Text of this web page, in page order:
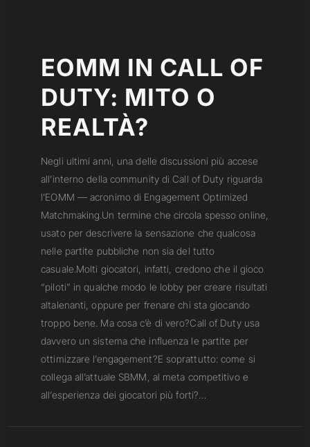
EOMM IN CALL OF
DUTY: MITO O
REALTÀ?
Negli ultimi anni, una delle discussioni più accese
all’interno della community di Call of Duty riguarda
l’EOMM — acronimo di Engagement Optimized
Matchmaking.Un termine che circola spesso online,
usato per descrivere la sensazione che qualcosa
nelle partite pubbliche non sia del tutto
casuale.Molti giocatori, infatti, credono che il gioco
“piloti” in qualche modo le lobby per creare risultati
altalenanti, oppure per frenare chi sta giocando
troppo bene. Ma cosa c’è di vero?Call of Duty usa
davvero un sistema che influenza le partite per
ottimizzare l’engagement?E soprattutto: come si
collega all’attuale SBMM, al meta competitivo e
all’esperienza dei giocatori più forti?…